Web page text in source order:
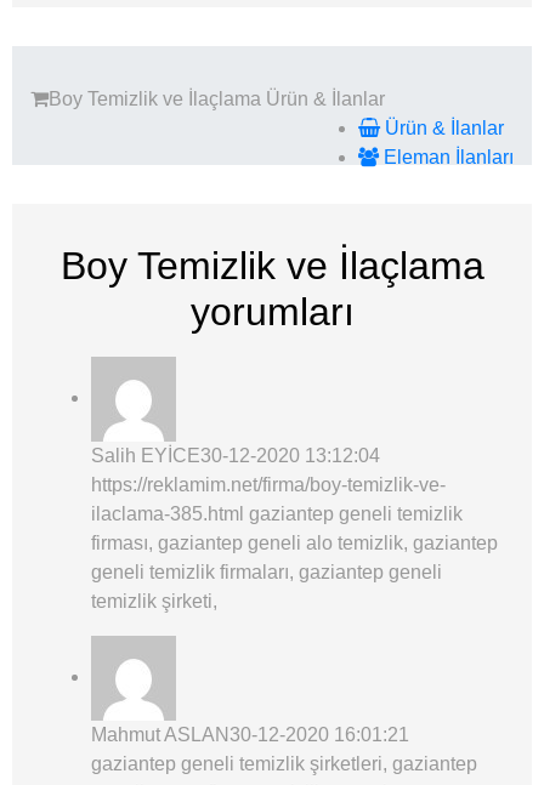
Boy Temizlik ve İlaçlama Ürün & İlanlar
Ürün & İlanlar
Eleman İlanları
Boy Temizlik ve İlaçlama
yorumları
Salih EYİCE30-12-2020 13:12:04
https://reklamim.net/firma/boy-temizlik-ve-
ilaclama-385.html gaziantep geneli temizlik
firması, gaziantep geneli alo temizlik, gaziantep
geneli temizlik firmaları, gaziantep geneli
temizlik şirketi,
Mahmut ASLAN 30-12-2020 16:01:21
gaziantep geneli temizlik şirketleri, gaziantep